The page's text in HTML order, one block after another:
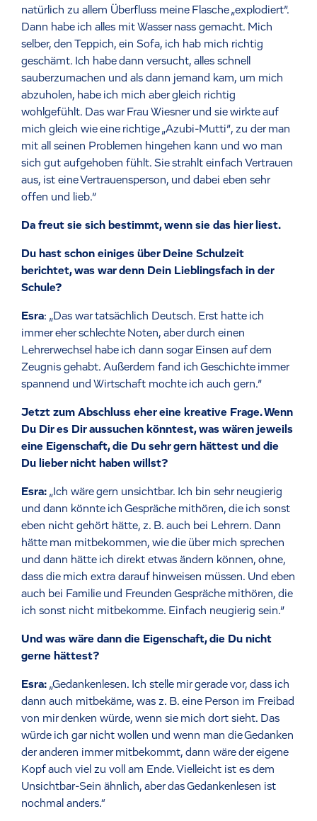
natürlich zu allem Überfluss meine Flasche „explodiert”.
Dann habe ich alles mit Wasser nass gemacht. Mich
selber, den Teppich, ein Sofa, ich hab mich richtig
geschämt. Ich habe dann versucht, alles schnell
sauberzumachen und als dann jemand kam, um mich
abzuholen, habe ich mich aber gleich richtig
wohlgefühlt. Das war Frau Wiesner und sie wirkte auf
mich gleich wie eine richtige „Azubi-Mutti”, zu der man
mit all seinen Problemen hingehen kann und wo man
sich gut aufgehoben fühlt. Sie strahlt einfach Vertrauen
aus, ist eine Vertrauensperson, und dabei eben sehr
offen und lieb.”
Da freut sie sich bestimmt, wenn sie das hier liest.
Du hast schon einiges über Deine Schulzeit
berichtet, was war denn Dein Lieblingsfach in der
Schule?
Esra: „Das war tatsächlich Deutsch. Erst hatte ich
immer eher schlechte Noten, aber durch einen
Lehrerwechsel habe ich dann sogar Einsen auf dem
Zeugnis gehabt. Außerdem fand ich Geschichte immer
spannend und Wirtschaft mochte ich auch gern.”
Jetzt zum Abschluss eher eine kreative Frage. Wenn
Du Dir es Dir aussuchen könntest, was wären jeweils
eine Eigenschaft, die Du sehr gern hättest und die
Du lieber nicht haben willst?
Esra: „Ich wäre gern unsichtbar. Ich bin sehr neugierig
und dann könnte ich Gespräche mithören, die ich sonst
eben nicht gehört hätte, z. B. auch bei Lehrern. Dann
hätte man mitbekommen, wie die über mich sprechen
und dann hätte ich direkt etwas ändern können, ohne,
dass die mich extra darauf hinweisen müssen. Und eben
auch bei Familie und Freunden Gespräche mithören, die
ich sonst nicht mitbekomme. Einfach neugierig sein.”
Und was wäre dann die Eigenschaft, die Du nicht
gerne hättest?
Esra: „Gedankenlesen. Ich stelle mir gerade vor, dass ich
dann auch mitbekäme, was z. B. eine Person im Freibad
von mir denken würde, wenn sie mich dort sieht. Das
würde ich gar nicht wollen und wenn man die Gedanken
der anderen immer mitbekommt, dann wäre der eigene
Kopf auch viel zu voll am Ende. Vielleicht ist es dem
Unsichtbar-Sein ähnlich, aber das Gedankenlesen ist
nochmal anders.“